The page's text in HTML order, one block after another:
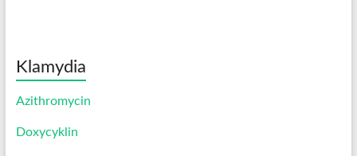
Klamydia
Azithromycin
Doxycyklin